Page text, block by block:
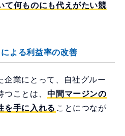
て何ものにも代えがたい競
よる利益率の改善
企業にとって、自社グルー
ことは、 中間マージンの
を手に入れる ことにつなが